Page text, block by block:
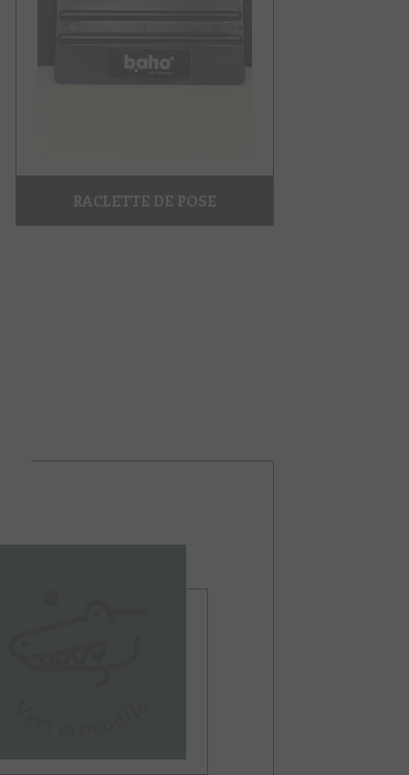
RACLETTE DE POSE